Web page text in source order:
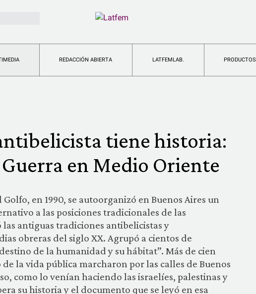
REDACCIÓN ABIERTA LATFEMLAB. PRODUCTOS
tiene historia:
en Medio Oriente
en 1990, se autoorganizó en Buenos Aires un
a las posiciones tradicionales de las
antiguas tradiciones antibelicistas y
obreras del siglo XX. Agrupó a cientos de
de la humanidad y su hábitat”. Más de cien
la vida pública marcharon por las calles de Buenos
como lo venían haciendo las israelíes, palestinas y
su historia y el documento que se leyó en esa